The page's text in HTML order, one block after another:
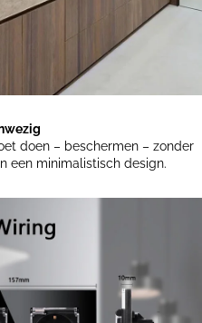
doen – beschermen – zonder
een minimalistisch design.